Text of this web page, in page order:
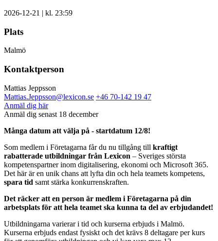
2026-12-21 | kl. 23:59
Plats
Malmö
Kontaktperson
Mattias Jeppsson
Mattias.Jeppsson@lexicon.se +46 70-142 19 47
Anmäl dig här
Anmäl dig senast 18 december
Många datum att välja på - startdatum 12/8!
Som medlem i Företagarna får du nu tillgång till kraftigt
rabatterade utbildningar från Lexicon – Sveriges största
kompetenspartner inom digitalisering, ekonomi och Microsoft 365.
Det här är en unik chans att lyfta din och hela teamets kompetens,
spara tid samt stärka konkurrenskraften.
Det räcker att en person är medlem i Företagarna på din
arbetsplats för att hela teamet ska kunna ta del av erbjudandet!
Utbildningarna varierar i tid och kurserna erbjuds i Malmö.
Kurserna erbjuds endast fysiskt och det krävs 8 deltagare per kurs